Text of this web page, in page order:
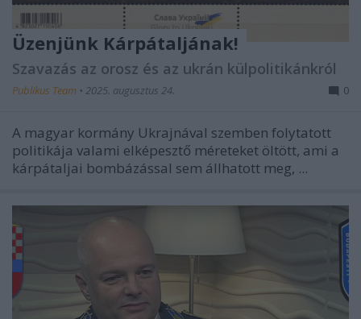
Üzenjünk Kárpátaljának!
Szavazás az orosz és az ukrán külpolitikánkról
Publikus Team • 2025. augusztus 24. 0
A magyar kormány Ukrajnával szemben folytatott
politikája valami elképesztő méreteket öltött, ami a
kárpátaljai bombázással sem állhatott meg, ...